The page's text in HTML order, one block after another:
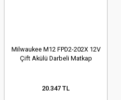
Milwaukee M12 FPD2-202X 12V
Çift Akülü Darbeli Matkap
20.347 TL